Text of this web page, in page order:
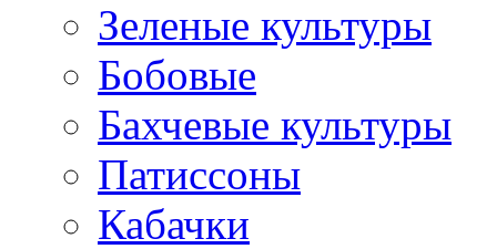
Зеленые культуры
Бобовые
Бахчевые культуры
Патиссоны
Кабачки